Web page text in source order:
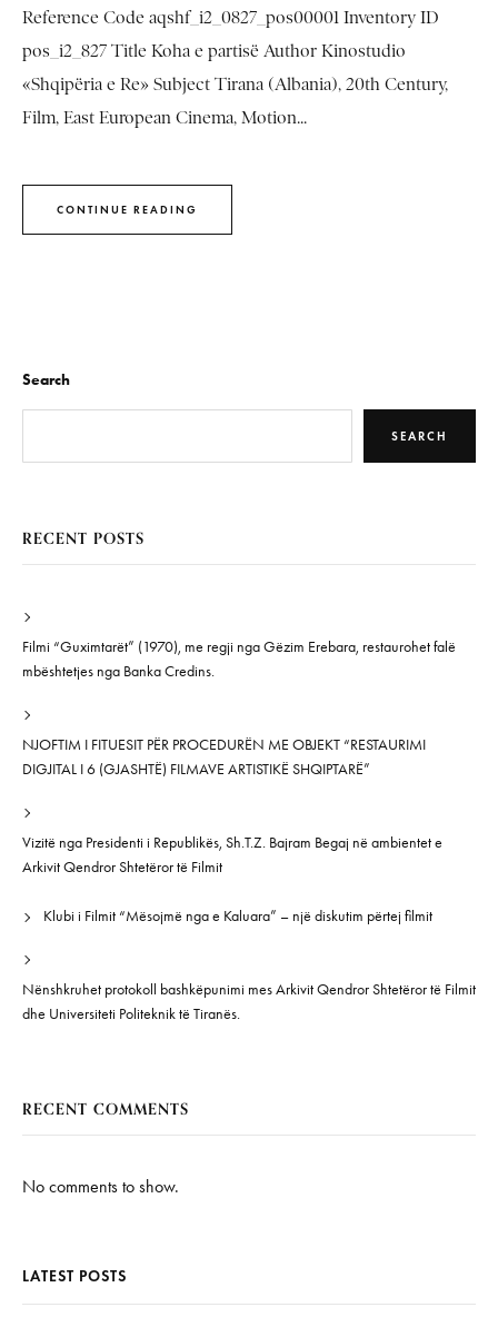
Reference Code aqshf_i2_0827_pos00001 Inventory ID
pos_i2_827 Title Koha e partisë Author Kinostudio
«Shqipëria e Re» Subject Tirana (Albania), 20th Century,
Film, East European Cinema, Motion...
CONTINUE READING
Search
SEARCH
RECENT POSTS
Filmi “Guximtarët” (1970), me regji nga Gëzim Erebara, restaurohet falë
mbështetjes nga Banka Credins.
NJOFTIM I FITUESIT PËR PROCEDURËN ME OBJEKT “RESTAURIMI
DIGJITAL I 6 (GJASHTË) FILMAVE ARTISTIKË SHQIPTARË”
Vizitë nga Presidenti i Republikës, Sh.T.Z. Bajram Begaj në ambientet e
Arkivit Qendror Shtetëror të Filmit
Klubi i Filmit “Mësojmë nga e Kaluara” – një diskutim përtej filmit
Nënshkruhet protokoll bashkëpunimi mes Arkivit Qendror Shtetëror të Filmit
dhe Universiteti Politeknik të Tiranës.
RECENT COMMENTS
No comments to show.
LATEST POSTS